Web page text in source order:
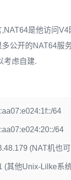
是他访问V4
公开的NAT64服
考虑自建.
64
64
(NAT机也
(其他Unix-Lilke系